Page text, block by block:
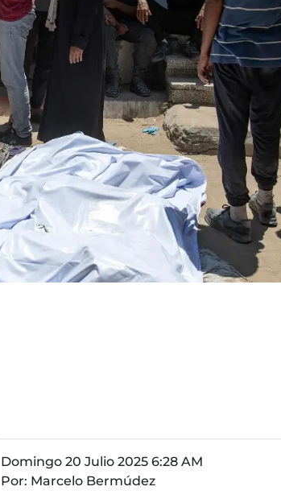
Domingo 20 Julio 2025 6:28 AM
Por: Marcelo Bermúdez